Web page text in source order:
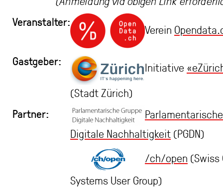
Veranstalter:
Verein
Gastgeber: Initia­tive
(Stadt Zürich)
Partner:
Digitale Nachhaltigkeit (PGDN)
/ch/open (Swiss
Systems User Group)